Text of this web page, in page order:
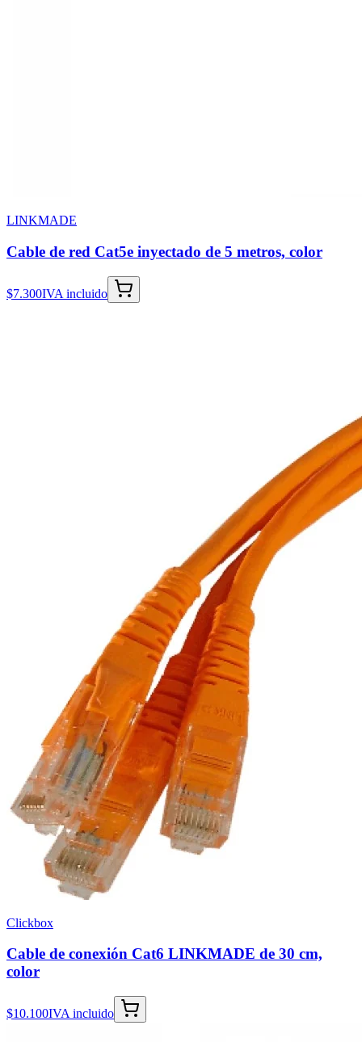
LINKMADE
Cable de red Cat5e inyectado de 5 metros, color
$7.300IVA incluido
Clickbox
Cable de conexión Cat6 LINKMADE de 30 cm,
color
$10.100IVA incluido